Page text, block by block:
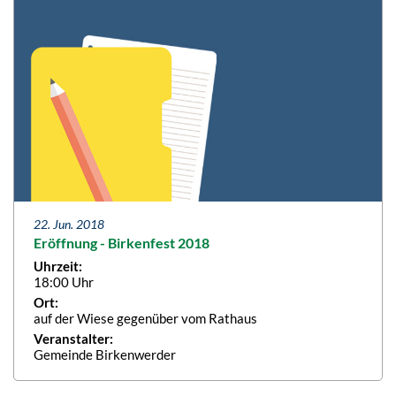
22. Jun. 2018
Eröffnung - Birkenfest 2018
Uhrzeit:
18:00 Uhr
Ort:
auf der Wiese gegenüber vom Rathaus
Veranstalter:
Gemeinde Birkenwerder